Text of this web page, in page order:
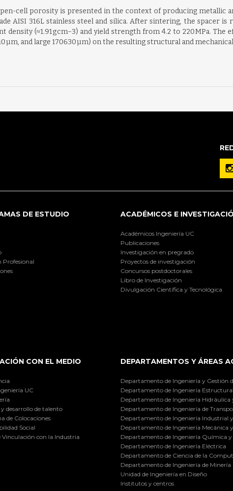
cell porosity is presented in the context of producing metallic
AISI 316L stainless steel and silica. After sintering, the spacer is
(≈1.91 g cm−3) and yield strength from 4.2 to 220 MPa.
µm, and large 170630 µm) on the resulting structural and
DE ESTUDIO
Profesional
ACADÉMICOS E
Académicos Ingeniería UC
Publicaciones
Investigación en pregrado
Proyectos de investigación
Concursos postdoctorales
Libro de Investigación
Divulgación Científica y Tecnológica
CON EL MEDIO
UC
desarrollo de talento
de Colocaciones
Social
Vinculación con la Industria
DEPARTAMENTOS Y ÁREAS
Departamento de Ingeniería y Gestión
Departamento de Ingeniería
Departamento de Ingeniería
Departamento de Ingeniería de
Departamento de Ingeniería Industrial
Departamento de Ingeniería Mecánica
Departamento de Ingeniería Química y
Departamento de Ingeniería Eléctrica
Departamento de Ciencia de la
Departamento de Ingeniería de Minería
Unidad de Ingeniería en Diseño
Institutos y centros